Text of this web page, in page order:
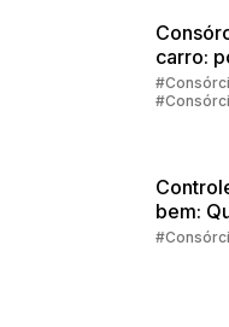
carro:
vale a
bem:
melhor